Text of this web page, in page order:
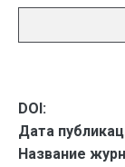
DOI:
Дата
Название